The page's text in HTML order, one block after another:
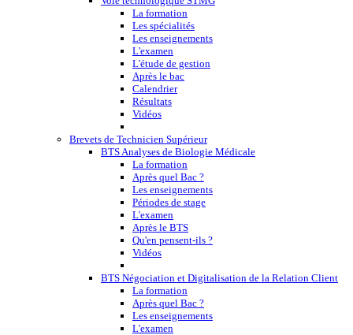
La formation
Les spécialités
Les enseignements
L'examen
L'étude de gestion
Après le bac
Calendrier
Résultats
Vidéos
Brevets de Technicien Supérieur
BTS Analyses de Biologie Médicale
La formation
Après quel Bac ?
Les enseignements
Périodes de stage
L'examen
Après le BTS
Qu'en pensent-ils ?
Vidéos
BTS Négociation et Digitalisation de la Relation Client
La formation
Après quel Bac ?
Les enseignements
L'examen